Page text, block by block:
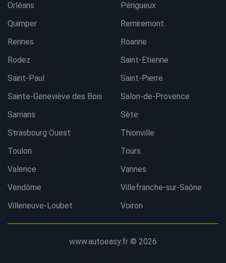
Orléans
Périgueux
Quimper
Remiremont
Rennes
Roanne
Rodez
Saint-Etienne
Saint-Paul
Saint-Pierre
Sainte-Geneviève des Bois
Salon-de-Provence
Sarrians
Sète
Strasbourg Ouest
Thionville
Toulon
Tours
Valence
Vannes
Vendôme
Villefranche-sur-Saône
Villeneuve-Loubet
Voiron
www.autoeasy.fr © 2026